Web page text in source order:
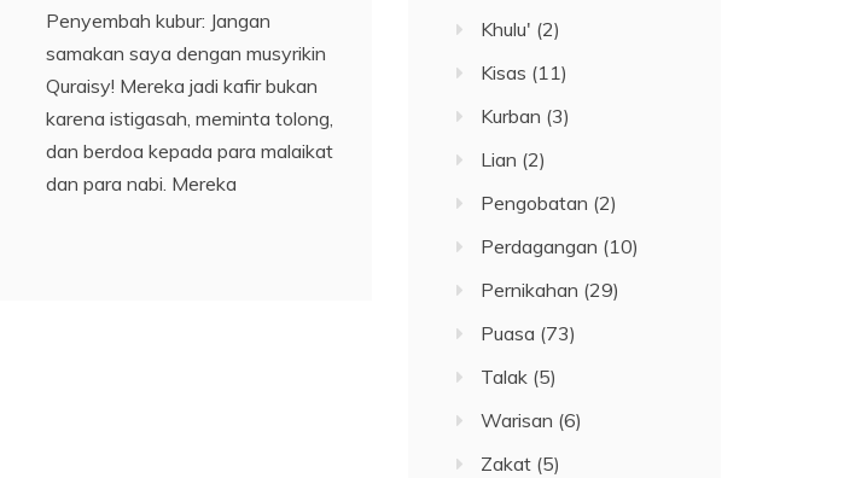
Penyembah kubur: Jangan
samakan saya dengan musyrikin
Quraisy! Mereka jadi kafir bukan
karena istigasah, meminta tolong,
dan berdoa kepada para malaikat
dan para nabi. Mereka
Khulu' (2)
Kisas (11)
Kurban (3)
Lian (2)
Pengobatan (2)
Perdagangan (10)
Pernikahan (29)
Puasa (73)
Talak (5)
Warisan (6)
Zakat (5)